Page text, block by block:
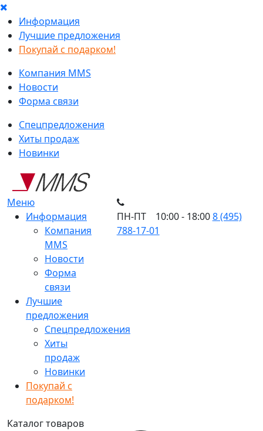
Информация
Лучшие предложения
Покупай с подарком!
Компания MMS
Новости
Форма связи
Спецпредложения
Хиты продаж
Новинки
Меню
Информация
Компания
MMS
Новости
Форма
связи
Лучшие
предложения
Спецпредложения
Хиты
продаж
Новинки
Покупай с
подарком!
ПН-ПТ 10:00 - 18:008 (495)
788-17-01
Каталог товаров